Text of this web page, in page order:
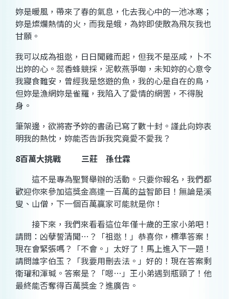
妳是暖風，帶來了春的氣息，化去我心中的一池冰寒；
妳是燦爛熱情的火，而我是蛾，為妳即使散為飛灰我也
甘願。
我可以成為祖逖 ，日日聞雞而起，但我不是巫咸 ，卜不
出妳的心。 蕊香蜂競採，泥軟燕爭啣 ，未知妳的心意令
我寢食難安，曾經我是悠遊的魚，我的心是自在的鳥，
但妳是漁網妳是雀羅 ，我陷入了愛情的網罟，不得脫
身。
筆架邊，欲將寄予妳的書函已寫了數十封。謹此向妳表
明我的熱忱，妳能否告訴我究竟愛不愛我？
8百萬大挑戰
三莊 孫仕霖
這不是專為聖賢舉辦的活動。只要你報名，我們都
歡迎你來參加這獎金高達一百萬的益智節目！無論是溪
叟 、 山僧 ，下一個百萬贏家可能就是你！
接下來，我們來看看這位年僅十歲的王家小弟吧！
請問： 凶孽誓清聞…？「祖逖！」恭喜你，標準答案！
現在會緊張嗎？「不會。」太好了！馬上進入下一題！
請問誰字伯玉？「我要用刪去法。」好的！現在答案剩
衛瓘和渾瑊 。答案是？「嗯…」王小弟遇到瓶頸了！他
最終能否奪得百萬獎金？進廣告。